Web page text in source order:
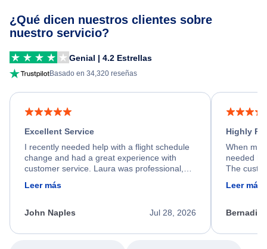
¿Qué dicen nuestros clientes sobre
nuestro servicio?
Genial | 4.2 Estrellas
Basado en 34,320 reseñas
Excellent Service
I recently needed help with a flight schedule
change and had a great experience with
customer service. Laura was professional,
friendly, and very helpful throughout the
process. She quickly found a solution and
appreciate her excellent service.
Leer más
Jul 28, 2026
John Naples
Highly
When my
needed
The
calm,
my issue.
Leer más